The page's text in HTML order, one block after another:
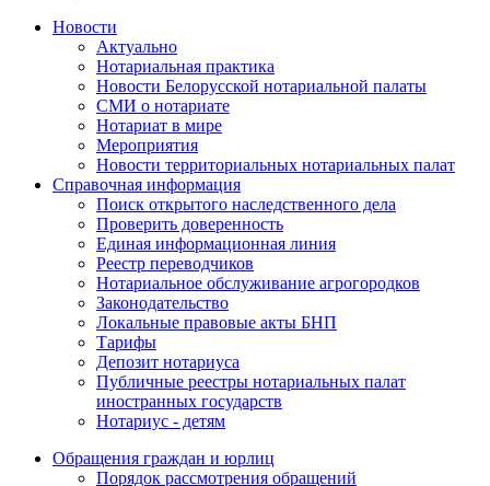
Новости
Актуально
Нотариальная практика
Новости Белорусской нотариальной палаты
СМИ о нотариате
Нотариат в мире
Мероприятия
Новости территориальных нотариальных палат
Справочная информация
Поиск открытого наследственного дела
Проверить доверенность
Единая информационная линия
Реестр переводчиков
Нотариальное обслуживание агрогородков
Законодательство
Локальные правовые акты БНП
Тарифы
Депозит нотариуса
Публичные реестры нотариальных палат
иностранных государств
Нотариус - детям
Обращения граждан и юрлиц
Порядок рассмотрения обращений